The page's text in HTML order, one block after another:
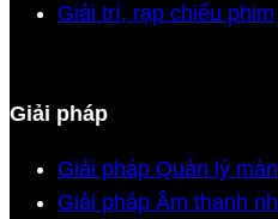
Giải trí, rạp chiếu phim
Giải pháp
Giải pháp Quản lý
Giải pháp Âm thanh